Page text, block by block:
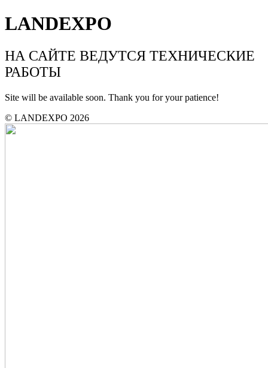
LANDEXPO
НА САЙТЕ ВЕДУТСЯ ТЕХНИЧЕСКИЕ
РАБОТЫ
Site will be available soon. Thank you for your patience!
© LANDEXPO 2026